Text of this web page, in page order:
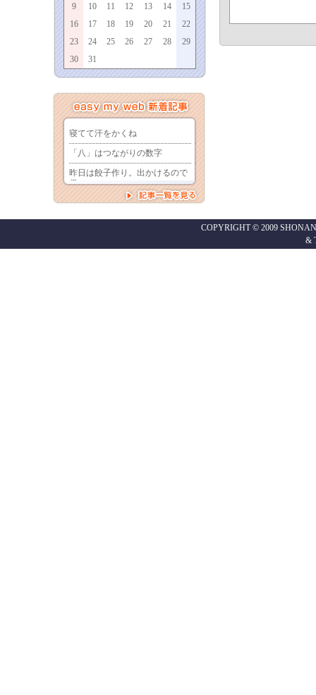
9
10 11 12 13 14
15
16
17 18 19 20 21
22
23
24 25 26 27 28
29
30
31
COPYRIGHT © 2009
&